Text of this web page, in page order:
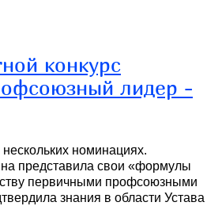
конкурс
лидер -
номинациях.
представила свои «формулы
первичными профсоюзными
знания в области Устава